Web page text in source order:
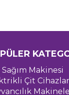
Makinesi
Çit